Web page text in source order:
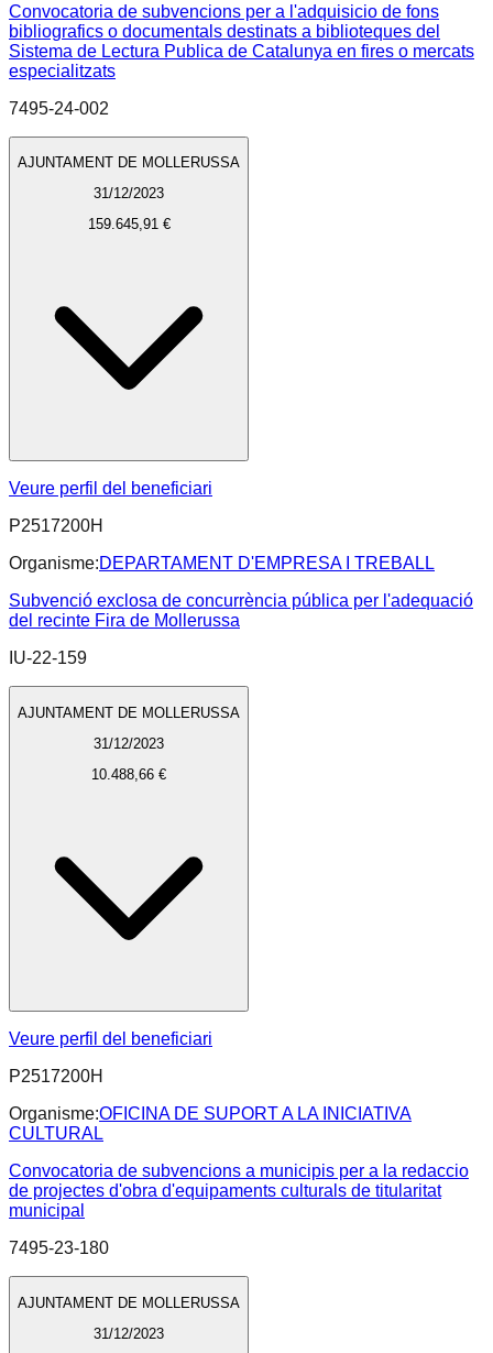
Convocatoria de subvencions per a l'adquisicio de fons
bibliografics o documentals destinats a biblioteques del
Sistema de Lectura Publica de Catalunya en fires o mercats
especialitzats
7495-24-002
AJUNTAMENT DE MOLLERUSSA
31/12/2023
159.645,91 €
Veure perfil del beneficiari
P2517200H
Organisme:DEPARTAMENT D'EMPRESA I TREBALL
Subvenció exclosa de concurrència pública per l'adequació
del recinte Fira de Mollerussa
IU-22-159
AJUNTAMENT DE MOLLERUSSA
31/12/2023
10.488,66 €
Veure perfil del beneficiari
P2517200H
Organisme:OFICINA DE SUPORT A LA INICIATIVA
CULTURAL
Convocatoria de subvencions a municipis per a la redaccio
de projectes d'obra d'equipaments culturals de titularitat
municipal
7495-23-180
AJUNTAMENT DE MOLLERUSSA
31/12/2023